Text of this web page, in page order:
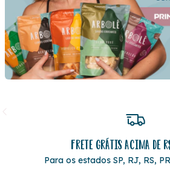
Frete Grátis acima de
Para os estados SP, RJ, RS,